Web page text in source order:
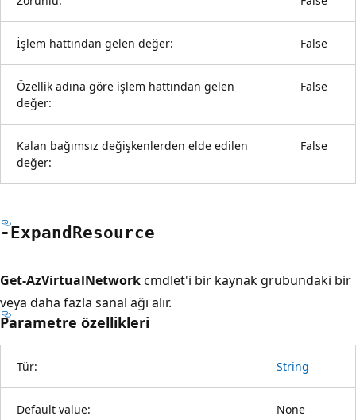
İşlem hattından gelen değer: False
Özellik adına göre işlem hattından gelen
değer:
False
Kalan bağımsız değişkenlerden elde edilen
değer:
False
-Expand Resource
Get-AzVirtualNetworkcmdlet'i bir kaynak grubundaki bir
veya daha fazla sanal ağı alır.
Parametre özellikleri
Tür: String
Default value: None